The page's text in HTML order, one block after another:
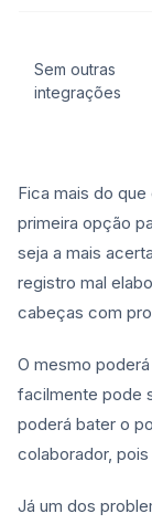
Sem outras
integrações
Fica mais do
primeira opção
seja a mais
registro mal
cabeças com
O mesmo
facilmente pode
poderá bater o
colaborador,
Já um dos